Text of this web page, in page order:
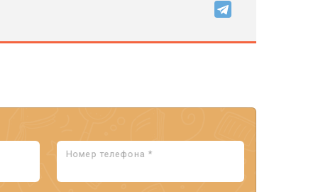
Номер телефона *